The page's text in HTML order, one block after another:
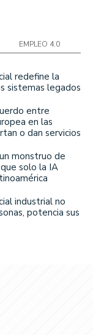
EMPLEO 4.0
redefine la
sistemas legados
entre
en las
o dan servicios
monstruo de
solo la IA
industrial no
potencia sus